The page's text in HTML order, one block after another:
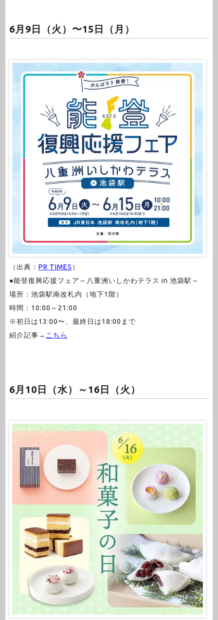
6月9日（火）〜15日（月）
（出典： PR TIMES ）
●能登復興応援フェア～八重洲いしかわテラス in 池袋駅～
場所：池袋駅南改札内（地下1階）
時間：10:00～21:00
※初日は13:00〜、最終日は18:00まで
紹介記事→ こちら
6月10日（水）～16日（火）